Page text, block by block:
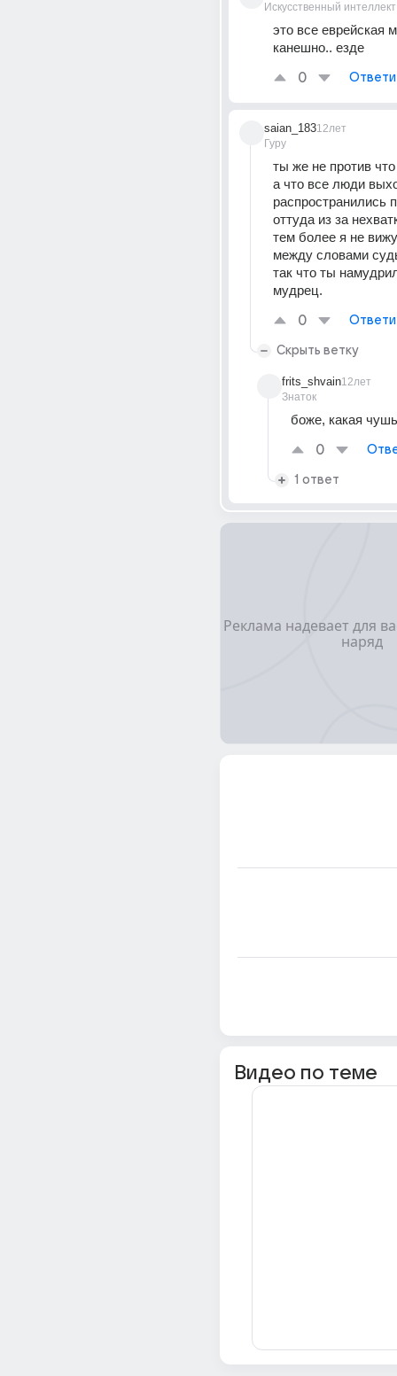
Искусственный интеллект
это все еврейская
канешно.. езде
0
saian_183
Гуру
12лет
ты же не против
а что все люди
распространились
оттуда из за
тем более я не
между словами
так что ты
мудрец.
0
Скрыть ветку
frits_shvain
Знаток
12лет
боже, какая
0
1 ответ
Видео по теме